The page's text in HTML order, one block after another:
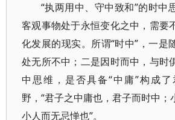
“执两用中、守中致和”的时中
客观事物处于永恒变化之中，需要
化发展的现实。所谓“时中”，一是
处无所不中；二是因时而中，与时
中思维，是否具备“中庸”构成
野，“君子之中庸也，君子而时中；
小人而无忌惮也”。